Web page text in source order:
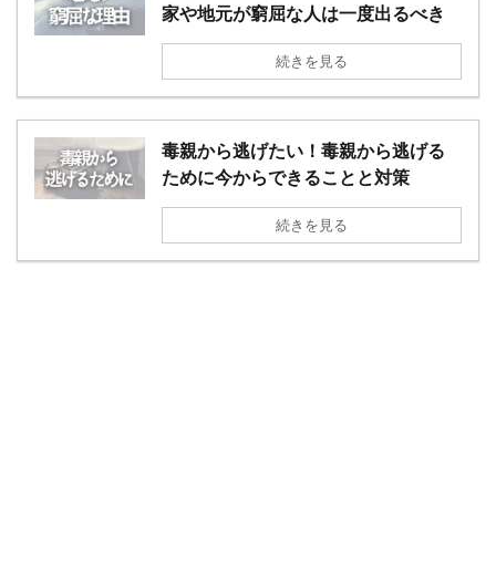
家や地元が窮屈な人は一度出るべき
続きを見る
毒親から逃げたい！毒親から逃げる
ために今からできることと対策
続きを見る